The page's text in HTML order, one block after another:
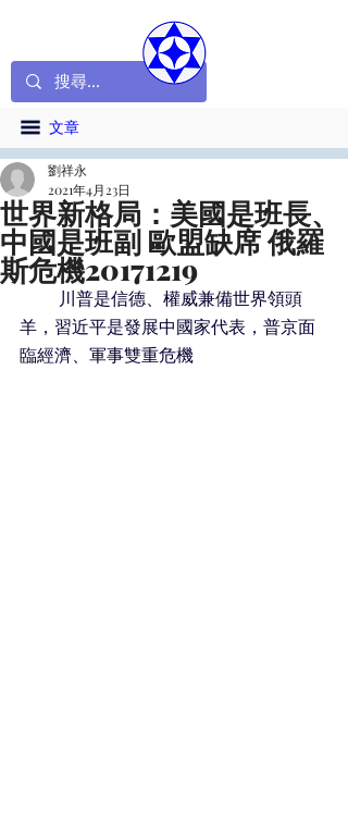
文章
世界新格局：美國是班長、
中國是班副 歐盟缺席 俄羅
斯危機20171219
劉祥永
2021年4月23日
羊，習近平是發展中國家代表，普京面
臨經濟、軍事雙重危機